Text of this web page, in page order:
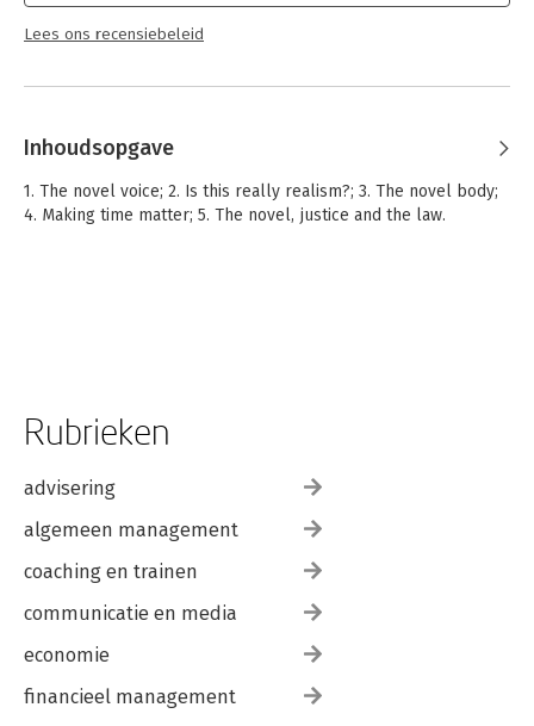
Lees ons recensiebeleid
Inhoudsopgave
1. The novel voice; 2. Is this really realism?; 3. The novel body;
4. Making time matter; 5. The novel, justice and the law.
Rubrieken
advisering
algemeen management
coaching en trainen
communicatie en media
economie
financieel management